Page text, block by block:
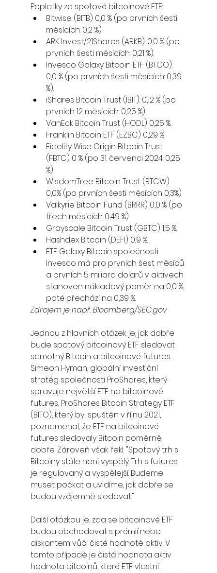
Poplatky za spotové bitcoinové ETF:
Bitwise (BITB) 0,0 % (po prvních šesti
měsících: 0,2 %)
ARK Invest/21Shares (ARKB): 0,0 % (po
prvních šesti měsících: 0,21 %).
Invesco Galaxy Bitcoin ETF (BTCO):
0,0 % (po prvních šesti měsících: 0,39
%).
iShares Bitcoin Trust (IBIT): 0,12 % (po
prvních 12 měsících: 0,25 %)
VanEck Bitcoin Trust (HODL) 0,25 %.
Franklin Bitcoin ETF (EZBC) 0,29 %
Fidelity Wise Origin Bitcoin Trust
(FBTC) 0 % (po 31. červenci 2024: 0,25
%)
WisdomTree Bitcoin Trust (BTCW)
0,0% (po prvních šesti měsících 0,3%)
Valkyrie Bitcoin Fund (BRRR) 0,0 % (po
třech měsících 0,49 %)
Grayscale Bitcoin Trust (GBTC) 1,5 %.
Hashdex Bitcoin (DEFI) 0,9 %.
ETF Galaxy Bitcoin společnosti
Invesco má pro prvních šest měsíců
a prvních 5 miliard dolarů v aktivech
stanoven nákladový poměr na 0,0 %,
poté přechází na 0,39 %.
Zdrojem je např: Bloomberg/SEC.gov
Jednou z hlavních otázek je, jak dobře
bude spotový bitcoinový ETF sledovat
samotný Bitcoin a bitcoinové futures.
Simeon Hyman, globální investiční
stratég společnosti ProShares, který
spravuje největší ETF na bitcoinové
futures, ProShares Bitcoin Strategy ETF
(BITO), který byl spuštěn v říjnu 2021,
poznamenal, že ETF na bitcoinové
futures sledovaly Bitcoin poměrně
dobře. Zároveň však řekl: "Spotový trh s
Bitcoiny stále není vyspělý. Trh s futures
je regulovaný a vyspělejší. Budeme
muset počkat a uvidíme, jak dobře se
budou vzájemně sledovat."
Další otázkou je, zda se bitcoinové ETF
budou obchodovat s prémií nebo
diskontem vůči čisté hodnotě aktiv. V
tomto případě je čistá hodnota aktiv
hodnota bitcoinů, které ETF vlastní.